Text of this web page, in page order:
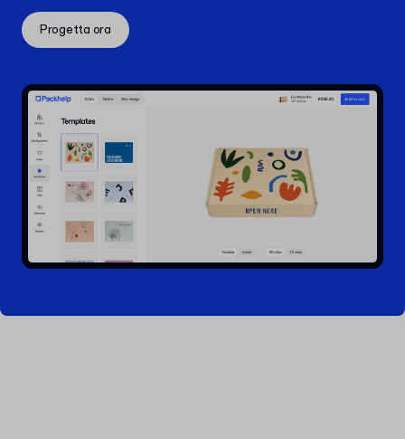
Progetta ora